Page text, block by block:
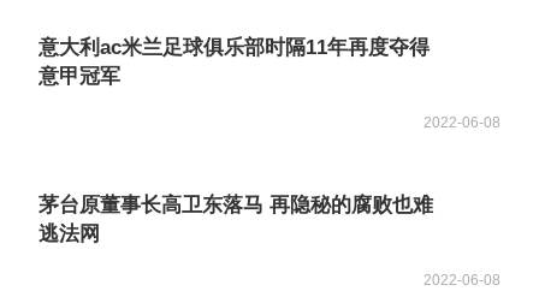
意大利ac米兰足球俱乐部时隔11年再度夺得
意甲冠军
2022-06-08
茅台原董事长高卫东落马 再隐秘的腐败也难
逃法网
2022-06-08